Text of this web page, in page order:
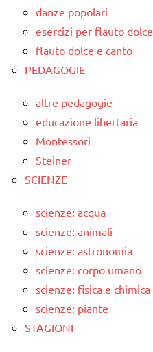
danze popolari
esercizi per flauto dolce
flauto dolce e canto
PEDAGOGIE
altre pedagogie
educazione libertaria
Montessori
Steiner
SCIENZE
scienze: acqua
scienze: animali
scienze: astronomia
scienze: corpo umano
scienze: fisica e chimica
scienze: piante
STAGIONI